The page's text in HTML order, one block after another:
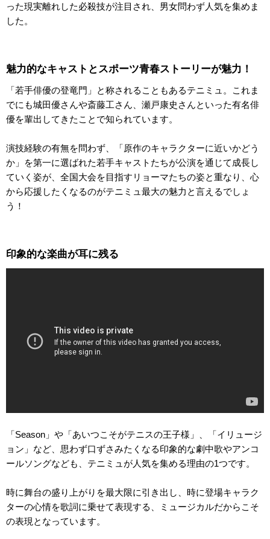
った現実離れした必殺技が注目され、男女問わず人気を集めま
した。
魅力的なキャストとスポーツ青春ストーリーが魅力！
「若手俳優の登竜門」と称されることもあるテニミュ。これま
でにも城田優さんや斎藤工さん、瀬戸康史さんといった有名俳
優を輩出してきたことで知られています。
演技経験の有無を問わず、「原作のキャラクターに近いかどう
か」を第一に選ばれた若手キャストたちが公演を通じて成長し
ていく姿が、全国大会を目指すリョーマたちの姿と重なり、心
から応援したくなるのがテニミュ最大の魅力と言えるでしょ
う！
印象的な楽曲が耳に残る
「Season」や「あいつこそがテニスの王子様」、「イリュージ
ョン」など、思わず口ずさみたくなる印象的な劇中歌やアンコ
ールソングなども、テニミュが人気を集める理由の1つです。
時に舞台の盛り上がりを最大限に引き出し、時に登場キャラク
ターの心情を歌詞に乗せて表現する、ミュージカルだからこそ
の表現となっています。